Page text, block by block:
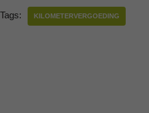
Tags: KILOMETERVERGOEDING